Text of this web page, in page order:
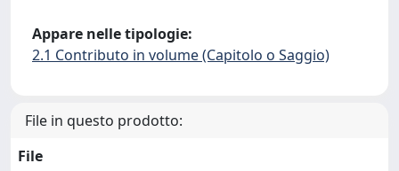
Appare nelle tipologie:
2.1 Contributo in volume (Capitolo o Saggio)
File in questo prodotto:
File